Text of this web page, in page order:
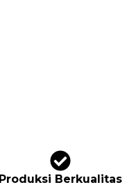
Produksi Berkualitas